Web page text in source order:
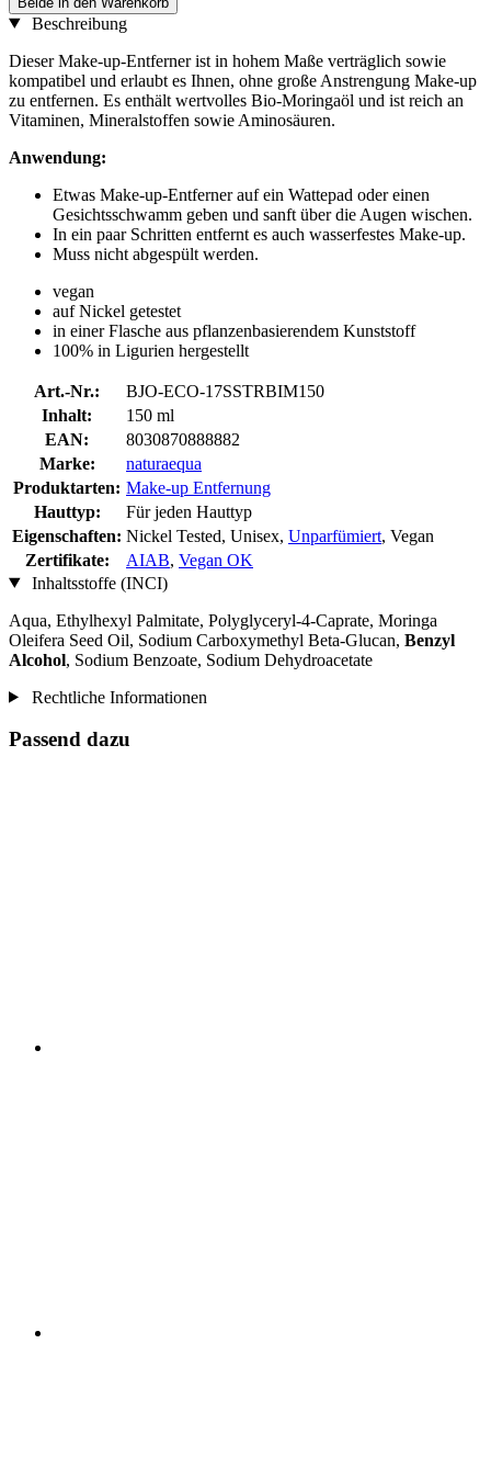
Beschreibung
Dieser Make-up-Entferner ist in hohem Maße verträglich sowie
kompatibel und erlaubt es Ihnen, ohne große Anstrengung Make-up
zu entfernen. Es enthält wertvolles Bio-Moringaöl und ist reich an
Vitaminen, Mineralstoffen sowie Aminosäuren.
Anwendung:
Etwas Make-up-Entferner auf ein Wattepad oder einen
Gesichtsschwamm geben und sanft über die Augen wischen.
In ein paar Schritten entfernt es auch wasserfestes Make-up.
Muss nicht abgespült werden.
vegan
auf Nickel getestet
in einer Flasche aus pflanzenbasierendem Kunststoff
100% in Ligurien hergestellt
Art.-Nr.:
BJO-ECO-17SSTRBIM150
Inhalt:
150 ml
EAN:
8030870888882
Marke:
naturaequa
Produktarten: Make-up Entfernung
Hauttyp:
Für jeden Hauttyp
Eigenschaften: Nickel Tested, Unisex, Unparfümiert, Vegan
Zertifikate:
AIAB, Vegan OK
Inhaltsstoffe (INCI)
Aqua, Ethylhexyl Palmitate, Polyglyceryl-4-Caprate, Moringa
Oleifera Seed Oil, Sodium Carboxymethyl Beta-Glucan, Benzyl
Alcohol, Sodium Benzoate, Sodium Dehydroacetate
Rechtliche Informationen
Passend dazu